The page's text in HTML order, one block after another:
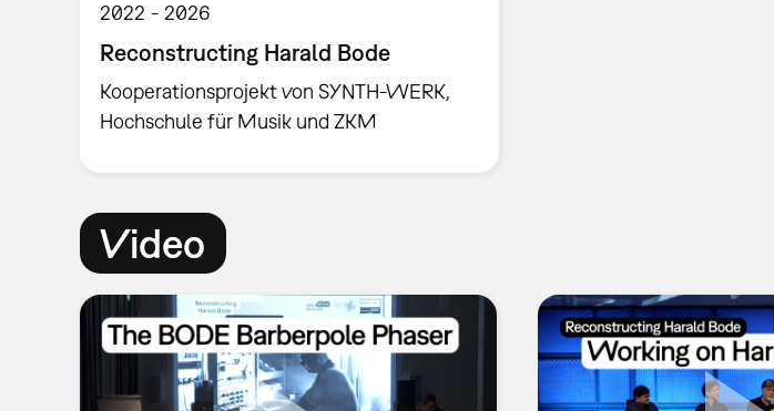
2022 2026
Reconstructing Harald Bode
Kooperationsprojekt von SYNTH-WERK,
Hochschule für Musik und ZKM
Video